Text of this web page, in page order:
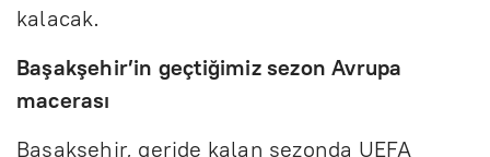
kalacak.
Başakşehir’in geçtiğimiz sezon Avrupa
macerası
Başakşehir, geride kalan sezonda UEFA